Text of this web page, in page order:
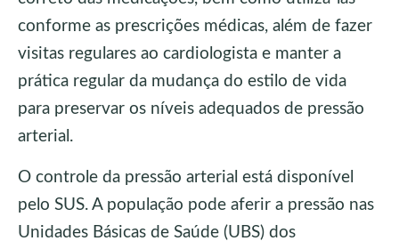
conforme as prescrições médicas, além de fazer
visitas regulares ao cardiologista e manter a
prática regular da mudança do estilo de vida
para preservar os níveis adequados de pressão
arterial.
O controle da pressão arterial está disponível
pelo SUS. A população pode aferir a pressão nas
Unidades Básicas de Saúde (UBS) dos